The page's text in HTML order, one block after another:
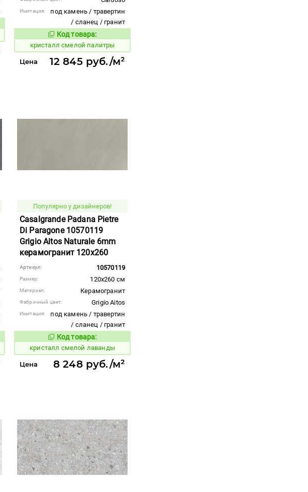
Имитация:
под камень / травертин
/ сланец / гранит
Код товара:
824066Код товара:
кристалл смелой палитры
Цена 12 845 руб./м²
Популярно у дизайнеров!
Casalgrande Padana Pietre
Di Paragone 10570119
Grigio Aitos Naturale 6mm
керамогранит 120x260
Артикул: 10570119
Размер: 120x260 см
Материал: Керамогранит
Фабричный цвет: Grigio Aitos
Имитация:
под камень / травертин
/ сланец / гранит
Код товара:
824041 Код товара:
кристалл смелой лаванды
Цена 8 248 руб./м²